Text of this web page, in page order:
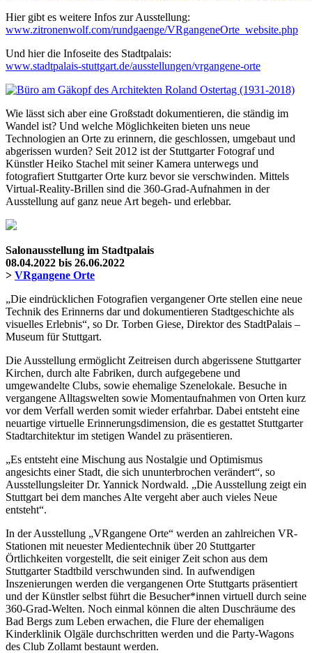
Hier gibt es weitere Infos zur Ausstellung:
www.zitronenwolf.com/rundgaenge/VRgangeneOrte_website.php
Und hier die Infoseite des Stadtpalais:
www.stadtpalais-stuttgart.de/ausstellungen/vrgangene-orte
Wie lässt sich aber eine Großstadt dokumentieren, die ständig im
Wandel ist? Und welche Möglichkeiten bieten uns neue
Technologien an Orte zu erinnern, die geschlossen, umgebaut und
abgerissen wurden? Seit 2012 ist der Stuttgarter Fotograf und
Künstler Heiko Stachel mit seiner Kamera unterwegs und
fotografiert Stuttgarter Orte kurz bevor sie verschwinden. Mittels
Virtual-Reality-Brillen sind die 360-Grad-Aufnahmen in der
Ausstellung auf ganz neue Art begeh- und erlebbar.
Salonausstellung im Stadtpalais
08.04.2022 bis 26.06.2022
> VRgangene Orte
„Die eindrücklichen Fotografien vergangener Orte stellen eine neue
Technik des Erinnerns dar und dokumentieren Stadtgeschichte als
visuelles Erlebnis“, so Dr. Torben Giese, Direktor des StadtPalais –
Museum für Stuttgart.
Die Ausstellung ermöglicht Zeitreisen durch abgerissene Stuttgarter
Kirchen, durch alte Fabriken, durch aufgegebene und
umgewandelte Clubs, sowie ehemalige Szenelokale. Besuche in
vergangene Alltagswelten sowie Momentaufnahmen von Orten kurz
vor dem Verfall werden somit wieder erfahrbar. Dabei entsteht eine
neuartige virtuelle Erinnerungsdimension, die es gestattet Stuttgarter
Stadtarchitektur im stetigen Wandel zu präsentieren.
„Es entsteht eine Mischung aus Nostalgie und Optimismus
angesichts einer Stadt, die sich ununterbrochen verändert“, so
Ausstellungsleiter Dr. Yannick Nordwald. „Die Ausstellung zeigt ein
Stuttgart bei dem manches Alte vergeht aber auch vieles Neue
entsteht“.
In der Ausstellung „VRgangene Orte“ werden an zahlreichen VR-
Stationen mit neuester Medientechnik über 20 Stuttgarter
Örtlichkeiten vorgestellt, die seit einiger Zeit schon aus dem
Stuttgarter Stadtbild verschwunden sind. In aufwendigen
Inszenierungen werden die vergangenen Orte Stuttgarts präsentiert
und der Künstler selbst führt die Besucher*innen virtuell durch seine
360-Grad-Welten. Noch einmal können die alten Duschräume des
Bad Bergs zum Leben erwachen, die Flure der ehemaligen
Kinderklinik Olgäle durchschritten werden und die Party-Wagons
des Club Zollamt bestaunt werden.